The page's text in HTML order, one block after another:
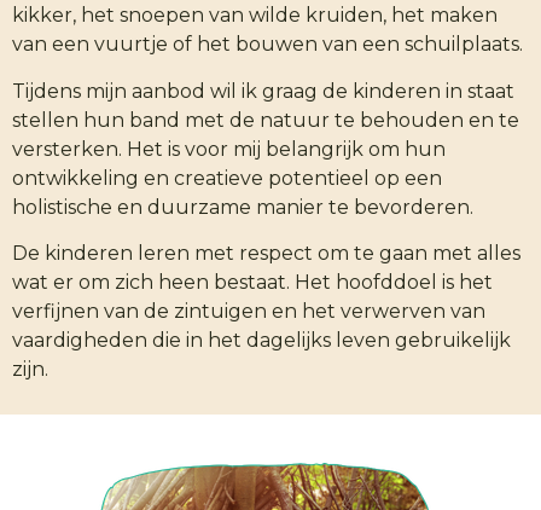
kikker, het snoepen van wilde kruiden, het maken
van een vuurtje of het bouwen van een schuilplaats.
Tijdens mijn aanbod wil ik graag de kinderen in staat
stellen hun band met de natuur te behouden en te
versterken. Het is voor mij belangrijk om hun
ontwikkeling en creatieve potentieel op een
holistische en duurzame manier te bevorderen.
De kinderen leren met respect om te gaan met alles
wat er om zich heen bestaat. Het hoofddoel is het
verfijnen van de zintuigen en het verwerven van
vaardigheden die in het dagelijks leven gebruikelijk
zijn.